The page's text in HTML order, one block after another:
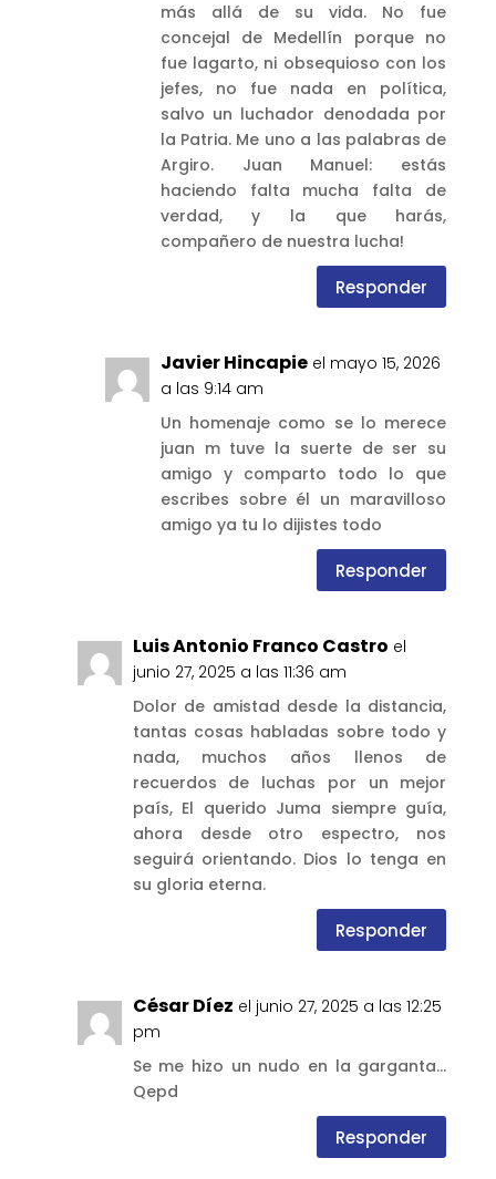
más allá de su vida. No fue
concejal de Medellín porque no
fue lagarto, ni obsequioso con los
jefes, no fue nada en política,
salvo un luchador denodada por
la Patria. Me uno a las palabras de
Argiro. Juan Manuel: estás
haciendo falta mucha falta de
verdad, y la que harás,
compañero de nuestra lucha!
Responder
Javier Hincapie el mayo 15, 2026
a las 9:14 am
Un homenaje como se lo merece
juan m tuve la suerte de ser su
amigo y comparto todo lo que
escribes sobre él un maravilloso
amigo ya tu lo dijistes todo
Responder
Luis Antonio Franco Castro el
junio 27, 2025 a las 11:36 am
Dolor de amistad desde la distancia,
tantas cosas habladas sobre todo y
nada, muchos años llenos de
recuerdos de luchas por un mejor
país, El querido Juma siempre guía,
ahora desde otro espectro, nos
seguirá orientando. Dios lo tenga en
su gloria eterna.
Responder
César Díez el junio 27, 2025 a las 12:25
pm
Se me hizo un nudo en la garganta…
Qepd
Responder